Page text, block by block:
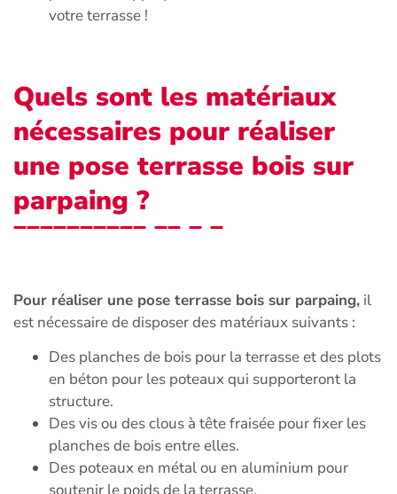
votre terrasse !
Quels sont les matériaux
nécessaires pour réaliser
une pose terrasse bois sur
parpaing ?
Pour réaliser une pose terrasse bois sur parpaing, il
est nécessaire de disposer des matériaux suivants :
Des planches de bois pour la terrasse et des plots
en béton pour les poteaux qui supporteront la
structure.
Des vis ou des clous à tête fraisée pour fixer les
planches de bois entre elles.
Des poteaux en métal ou en aluminium pour